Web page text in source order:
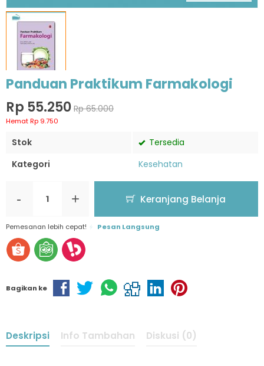
Panduan Praktikum Farmakologi
Rp 55.250 Rp 65.000
Hemat Rp 9.750
Stok
Tersedia
Kategori
Kesehatan
- + Keranjang Belanja
Pemesanan lebih cepat! Pesan Langsung
Bagikan ke
Deskripsi Info Tambahan Diskusi (0)